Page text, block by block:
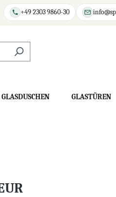
+49 2303 9860-30
GLASDUSCHEN GLASTÜREN